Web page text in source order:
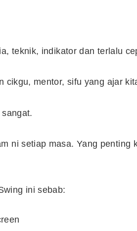
teknik, indikator dan terlalu
cikgu, mentor, sifu yang ajar
sangat.
ni setiap masa. Yang penting
ini sebab:
Pelaburan
Ada Dalam